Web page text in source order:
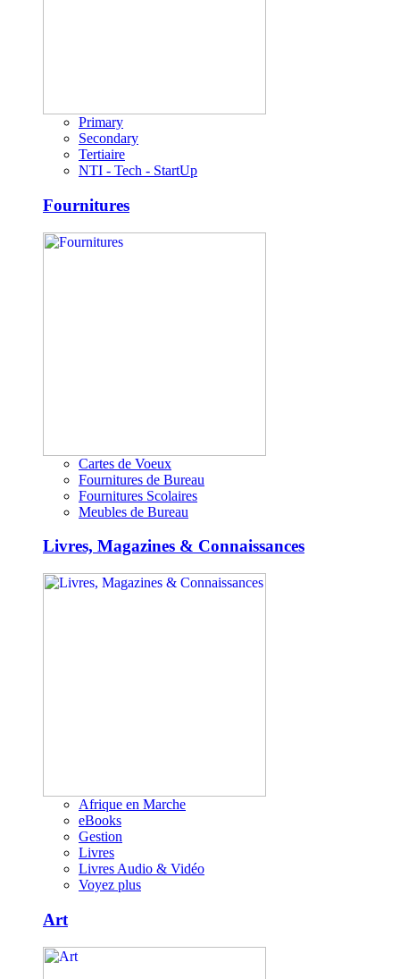
Primary
Secondary
Tertiaire
NTI - Tech - StartUp
Fournitures
Cartes de Voeux
Fournitures de Bureau
Fournitures Scolaires
Meubles de Bureau
Livres, Magazines & Connaissances
Afrique en Marche
eBooks
Gestion
Livres
Livres Audio & Vidéo
Voyez plus
Art